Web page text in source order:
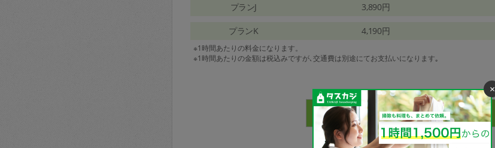
プランJ 3,890円
プランK 4,190円
※1時間あたりの料金になります。
※1時間あたりの金額は税込みですが､交通費は別途にてお支払いになります｡
×